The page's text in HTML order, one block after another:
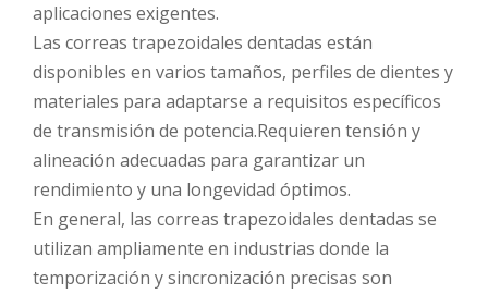
aplicaciones exigentes.
Las correas trapezoidales dentadas están
disponibles en varios tamaños, perfiles de dientes y
materiales para adaptarse a requisitos específicos
de transmisión de potencia.Requieren tensión y
alineación adecuadas para garantizar un
rendimiento y una longevidad óptimos.
En general, las correas trapezoidales dentadas se
utilizan ampliamente en industrias donde la
temporización y sincronización precisas son